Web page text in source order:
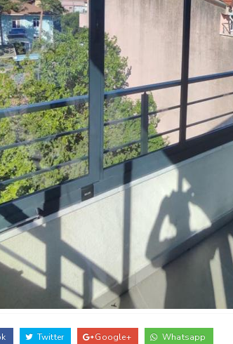
Twitter Google+ Whatsapp